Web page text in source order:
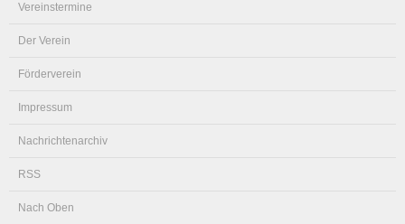
Vereinstermine
Der Verein
Förderverein
Impressum
Nachrichtenarchiv
RSS
Nach Oben